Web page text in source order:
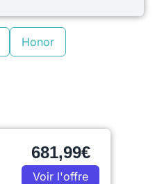
Honor
681,99€
Voir l'offre